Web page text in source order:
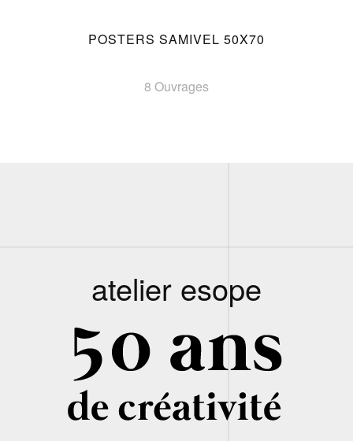
POSTERS SAMIVEL 50X70
8 Ouvrages
atelier esope